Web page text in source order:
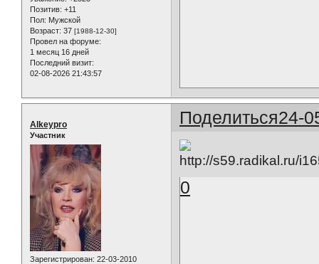
Позитив: +11
Пол: Мужской
Возраст: 37 [1988-12-30]
Провел на форуме:
1 месяц 16 дней
Последний визит:
02-08-2026 21:43:57
Поделиться24-
Alkeypro
Участник
Зарегистрирован: 22-03-2010
0